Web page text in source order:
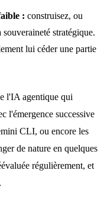
: construisez, ou
stratégique.
lui céder une partie
l'IA agentique qui
l'émergence successive
CLI, ou encore les
de nature en quelques
régulièrement, et